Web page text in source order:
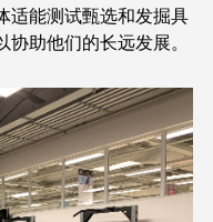
适能测试甄选和发掘具
助他们的长远发展。